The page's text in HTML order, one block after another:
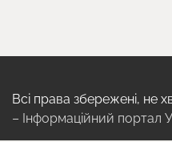
Всі права збережені, не
– Інформаційний портал